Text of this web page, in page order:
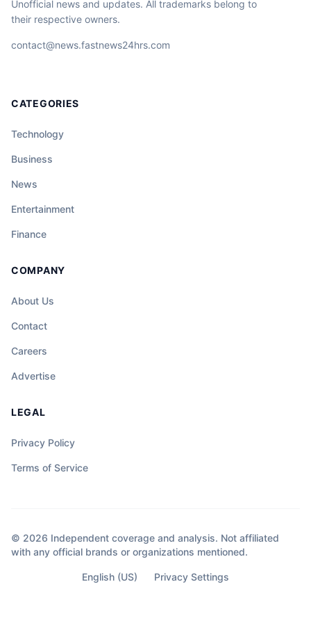
Unofficial news and updates. All trademarks belong to
their respective owners.
contact@news.fastnews24hrs.com
CATEGORIES
Technology
Business
News
Entertainment
Finance
COMPANY
About Us
Contact
Careers
Advertise
LEGAL
Privacy Policy
Terms of Service
© 2026 Independent coverage and analysis. Not affiliated
with any official brands or organizations mentioned.
English (US) Privacy Settings